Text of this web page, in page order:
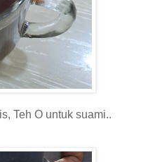
Teh O untuk suami..